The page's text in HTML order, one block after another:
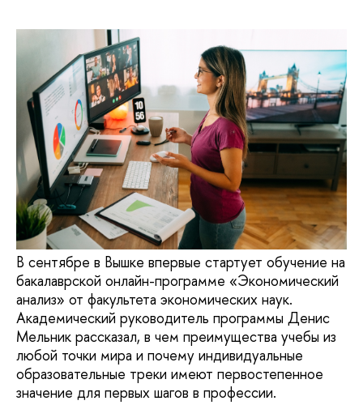
В сентябре в Вышке впервые стартует обучение на
бакалаврской онлайн-программе «Экономический
анализ» от факультета экономических наук.
Академический руководитель программы Денис
Мельник рассказал, в чем преимущества учебы из
любой точки мира и почему индивидуальные
образовательные треки имеют первостепенное
значение для первых шагов в профессии.